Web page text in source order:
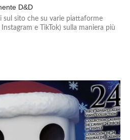
D&D
sul sito che su varie piattaforme
e TikTok) sulla maniera più